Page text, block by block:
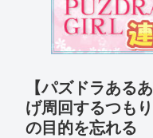
【パズドラある
げ周回するつも
の目的を忘れる